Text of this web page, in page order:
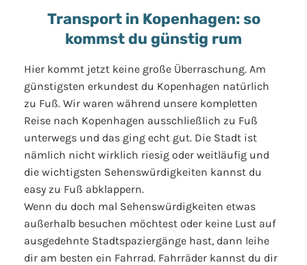
Transport in Kopenhagen: so
kommst du günstig rum
Hier kommt jetzt keine große Überraschung. Am
günstigsten erkundest du Kopenhagen natürlich
zu Fuß. Wir waren während unsere kompletten
Reise nach Kopenhagen ausschließlich zu Fuß
unterwegs und das ging echt gut. Die Stadt ist
nämlich nicht wirklich riesig oder weitläufig und
die wichtigsten Sehenswürdigkeiten kannst du
easy zu Fuß abklappern.
Wenn du doch mal Sehenswürdigkeiten etwas
außerhalb besuchen möchtest oder keine Lust auf
ausgedehnte Stadtspaziergänge hast, dann leihe
dir am besten ein Fahrrad. Fahrräder kannst du dir